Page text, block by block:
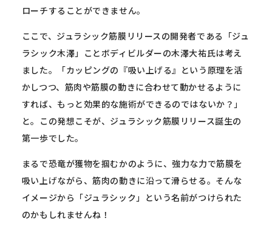
ローチすることができません。
ここで、ジュラシック筋膜リリースの開発者である「ジュ
ラシック木澤」ことボディビルダーの木澤大祐氏は考え
ました。「カッピングの『吸い上げる』という原理を活
かしつつ、筋肉や筋膜の動きに合わせて動かせるように
すれば、もっと効果的な施術ができるのではないか？」
と。この発想こそが、ジュラシック筋膜リリース誕生の
第一歩でした。
まるで恐竜が獲物を掴むかのように、強力な力で筋膜を
吸い上げながら、筋肉の動きに沿って滑らせる。そんな
イメージから「ジュラシック」という名前がつけられた
のかもしれませんね！